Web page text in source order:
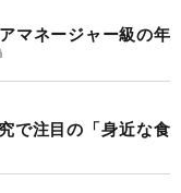
マネージャー級の年
で注目の「身近な食